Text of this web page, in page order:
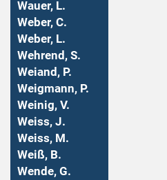
Wauer, L.
Weber, C.
Weber, L.
Wehrend, S.
Weiand, P.
Weigmann, P.
Weinig, V.
Weiss, J.
Weiss, M.
Weiß, B.
Wende, G.